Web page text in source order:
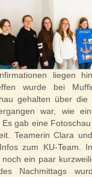
liegen
wurde bei
gehalten über
war, wie
gab eine
Teamerin Clara
zum KU-Team.
ein paar
Nachmittags